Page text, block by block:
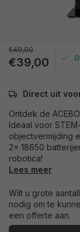
€49,00
€39,00
Direct uit
Ontdek de
Ideaal voor
objectvermijding
2x 18650
robotica!
Lees meer
Wilt u grote
nodig om te
een offerte aan.